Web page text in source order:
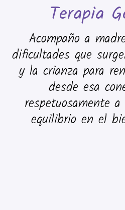
Terapia
Acompaño a
dificultades que
y la crianza para
desde esa
respetuosamente
equilibrio en el